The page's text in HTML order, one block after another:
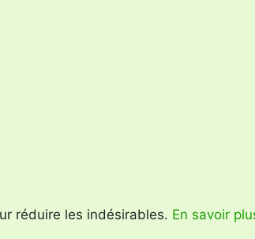
réduire les indésirables. En savoir